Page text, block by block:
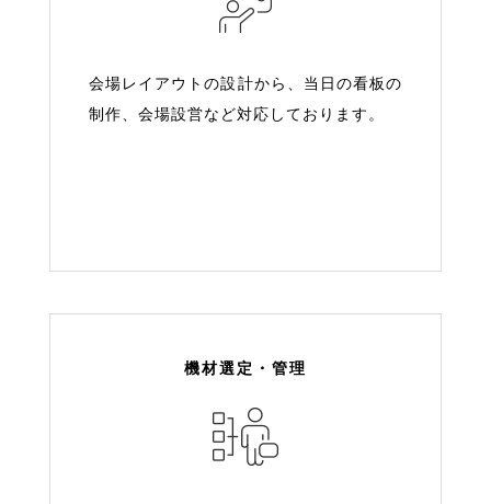
会場レイアウトの設計から、当日の看板の
制作、会場設営など対応しております。
機材選定・管理